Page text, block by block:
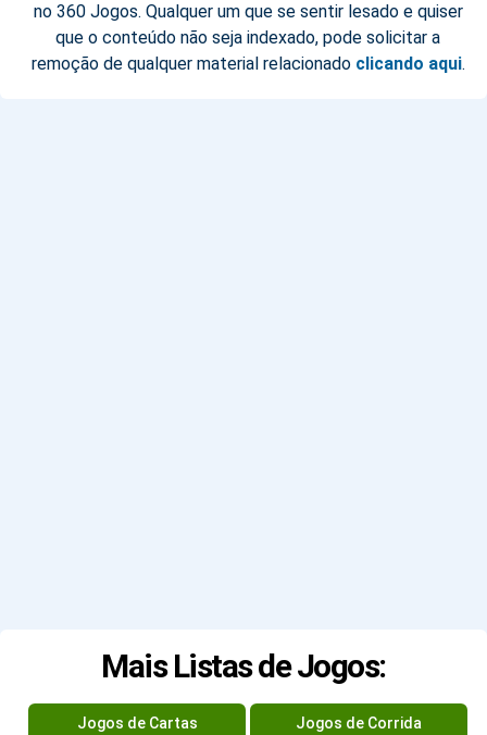
no 360 Jogos. Qualquer um que se sentir lesado e quiser
que o conteúdo não seja indexado, pode solicitar a
remoção de qualquer material relacionado clicando aqui.
Mais Listas de Jogos:
Jogos de Cartas Jogos de Corrida